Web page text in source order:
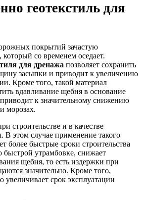
геотекстиль для
покрытий зачастую
который со временем оседает.
для дренажа позволяет сохранить
засыпки и приводит к увеличению
Кроме того, такой материал
вдавливание щебня в основание
к значительному снижению
морозах.
строительстве и в качестве
В этом случае применение такого
более быстрые сроки строительства
быстрой утрамбовке, снижает
щебня, то есть издержки при
значительно. Кроме того,
увеличивает срок эксплуатации